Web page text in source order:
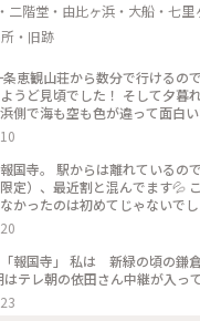
二階堂・由比ヶ浜・大船・七里
・旧跡
うど見頃でした！ そして夕暮
側で海も空も色が違って面白
国寺。 駅からは離れているの
定）、最近割と混んでます💦
かったのは初めてじゃないで
🦟 #ことりっぷ旅2024 #鎌倉
頃の鎌倉がいちばん好きで
今朝はテレ朝の依田さん中継が入っ